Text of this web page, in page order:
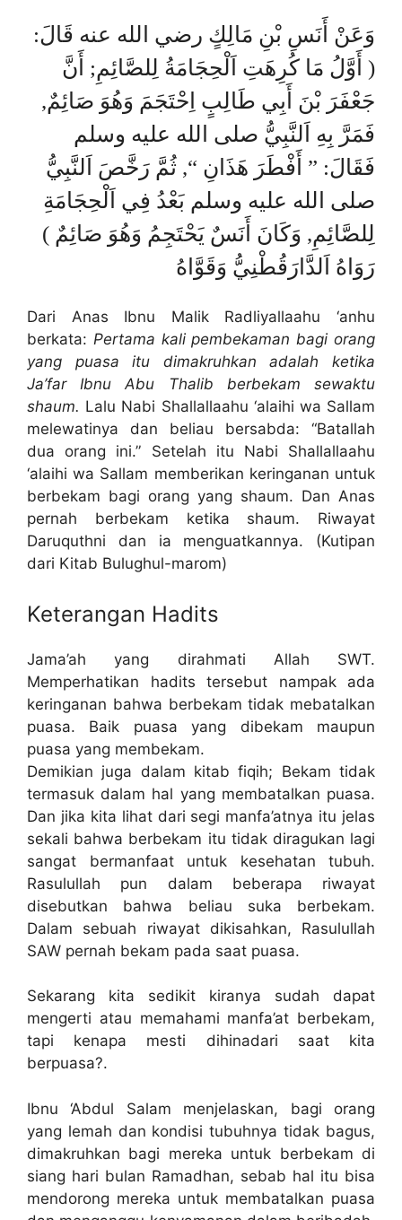
وَعَنْ أَنَسِ بْنِ مَالِكٍ رضي الله عنه قَالَ:
( أَوَّلُ مَا كُرِهَتِ اَلْحِجَامَةُ لِلصَّائِمِ; أَنَّ
جَعْفَرَ بْنَ أَبِي طَالِبٍ اِحْتَجَمَ وَهُوَ صَائِمٌ,
فَمَرَّ بِهِ اَلنَّبِيُّ صلى الله عليه وسلم
فَقَالَ: ” أَفْطَرَ هَذَانِ “, ثُمَّ رَخَّصَ اَلنَّبِيُّ
صلى الله عليه وسلم بَعْدُ فِي اَلْحِجَامَةِ
لِلصَّائِمِ, وَكَانَ أَنَسٌ يَحْتَجِمُ وَهُوَ صَائِمٌ )
رَوَاهُ اَلدَّارَقُطْنِيُّ وَقَوَّاهُ
Dari Anas Ibnu Malik Radliyallaahu ‘anhu
berkata: Pertama kali pembekaman bagi orang
yang puasa itu dimakruhkan adalah ketika
Ja’far Ibnu Abu Thalib berbekam sewaktu
shaum. Lalu Nabi Shallallaahu ‘alaihi wa Sallam
melewatinya dan beliau bersabda: “Batallah
dua orang ini.” Setelah itu Nabi Shallallaahu
‘alaihi wa Sallam memberikan keringanan untuk
berbekam bagi orang yang shaum. Dan Anas
pernah berbekam ketika shaum. Riwayat
Daruquthni dan ia menguatkannya. (Kutipan
dari Kitab Bulughul-marom)
Keterangan Hadits
Jama’ah yang dirahmati Allah SWT.
Memperhatikan hadits tersebut nampak ada
keringanan bahwa berbekam tidak mebatalkan
puasa. Baik puasa yang dibekam maupun
puasa yang membekam.
Demikian juga dalam kitab fiqih; Bekam tidak
termasuk dalam hal yang membatalkan puasa.
Dan jika kita lihat dari segi manfa’atnya itu jelas
sekali bahwa berbekam itu tidak diragukan lagi
sangat bermanfaat untuk kesehatan tubuh.
Rasulullah pun dalam beberapa riwayat
disebutkan bahwa beliau suka berbekam.
Dalam sebuah riwayat dikisahkan, Rasulullah
SAW pernah bekam pada saat puasa.
Sekarang kita sedikit kiranya sudah dapat
mengerti atau memahami manfa’at berbekam,
tapi kenapa mesti dihinadari saat kita
berpuasa?.
Ibnu ‘Abdul Salam menjelaskan, bagi orang
yang lemah dan kondisi tubuhnya tidak bagus,
dimakruhkan bagi mereka untuk berbekam di
siang hari bulan Ramadhan, sebab hal itu bisa
mendorong mereka untuk membatalkan puasa